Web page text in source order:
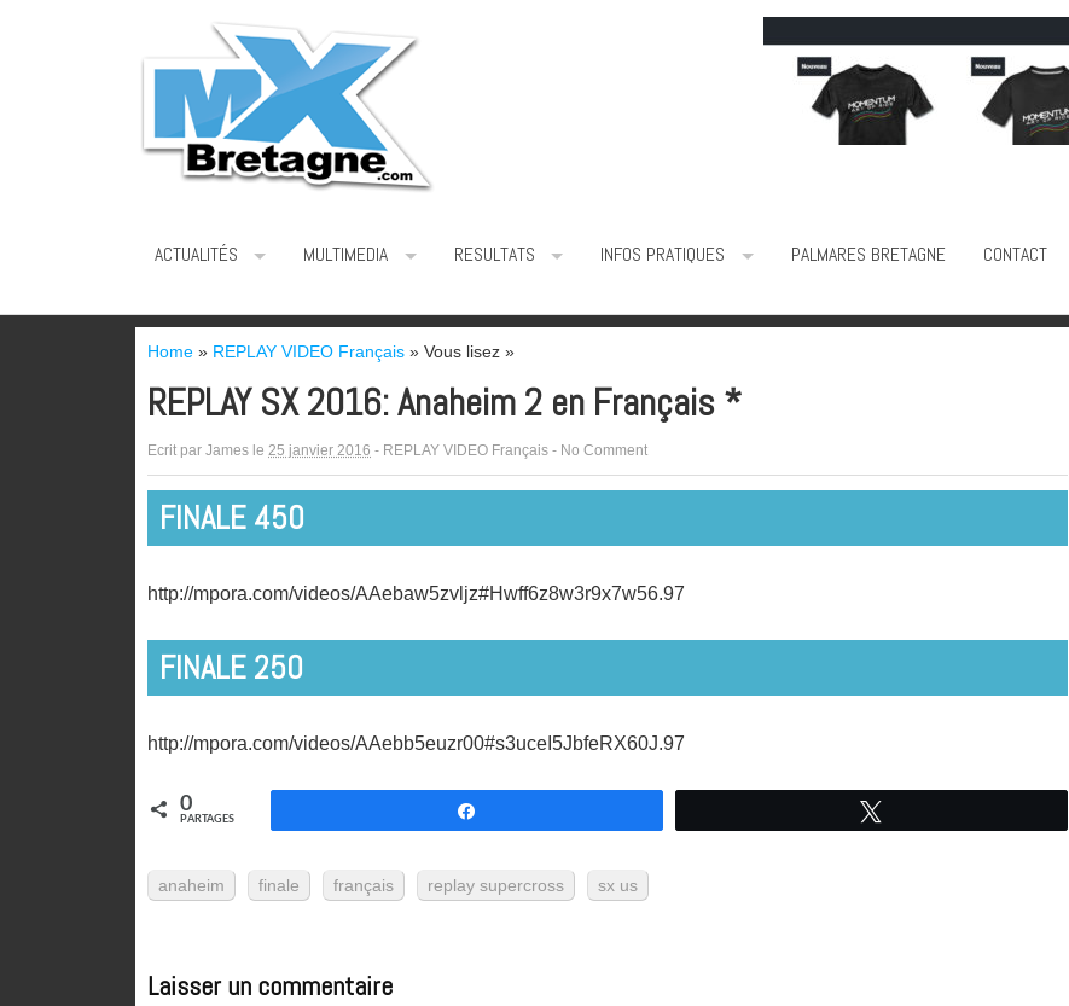
ACTUALITÉS MULTIMEDIA RESULTATS INFOS PRATIQUES PALMARES BRETAGNE CONTACT
Home » REPLAY VIDEO Français » Vous lisez »
REPLAY SX 2016: Anaheim 2 en Français *
Ecrit par James le 25 janvier 2016 - REPLAY VIDEO Français - No Comment
FINALE 450
http://mpora.com/videos/AAebaw5zvljz#Hwff6z8w3r9x7w56.97
FINALE 250
http://mpora.com/videos/AAebb5euzr00#s3uceI5JbfeRX60J.97
0
PARTAGES
anaheim finale français replay supercross sx us
Laisser un commentaire